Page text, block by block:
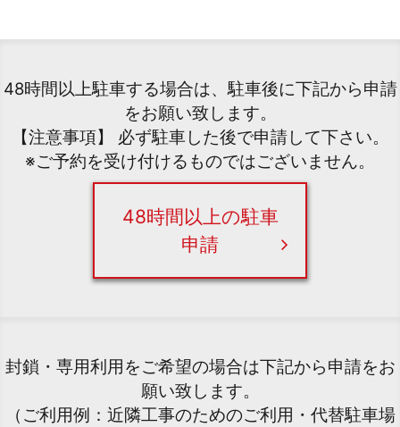
48時間以上駐車する場合は、駐車後に下記から申請
をお願い致します。
【注意事項】 必ず駐車した後で申請して下さい。
※ご予約を受け付けるものではございません。
48時間以上の駐車
申請
封鎖・専用利用をご希望の場合は下記から申請をお
願い致します。
（ご利用例：近隣工事のためのご利用・代替駐車場